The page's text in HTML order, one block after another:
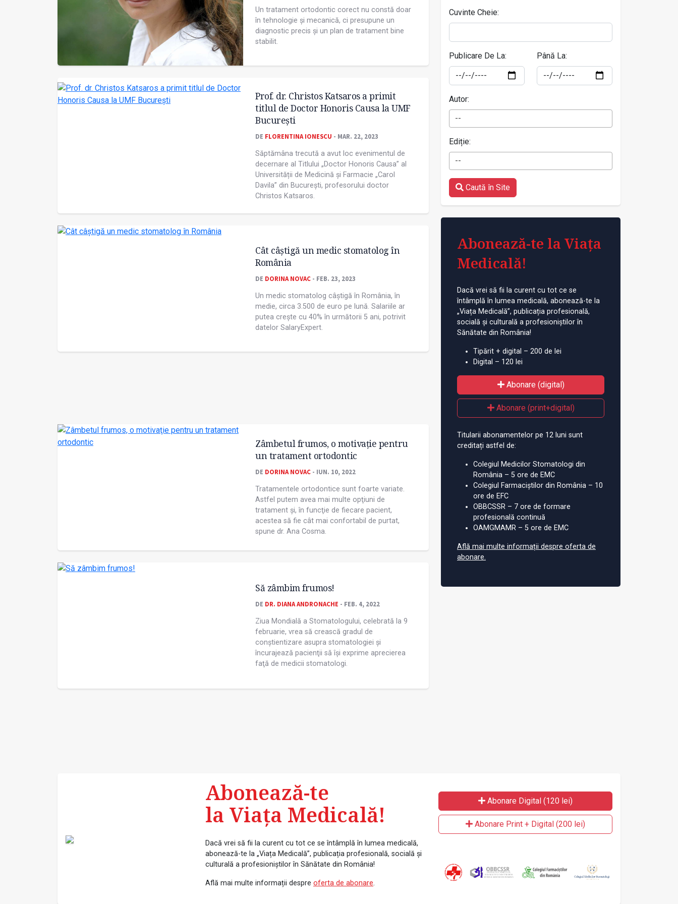
Un tratament ortodontic corect nu constă doar
în tehnologie și mecanică, ci presupune un
diagnostic precis și un plan de tratament bine
stabilit.
Prof. dr. Christos Katsaros a primit
titlul de Doctor Honoris Causa la UMF
București
DE FLORENTINA IONESCU - MAR. 22, 2023
Săptămâna trecută a avut loc evenimentul de
decernare al Titlului „Doctor Honoris Causa” al
Universității de Medicină și Farmacie „Carol
Davila” din București, profesorului doctor
Christos Katsaros.
Cât câștigă un medic stomatolog în
România
DE DORINA NOVAC - FEB. 23, 2023
Un medic stomatolog câștigă în România, în
medie, circa 3.500 de euro pe lună. Salariile ar
putea crește cu 40% în următorii 5 ani, potrivit
datelor SalaryExpert.
Zâmbetul frumos, o motivaţie pentru
un tratament ortodontic
DE DORINA NOVAC - IUN. 10, 2022
Tratamentele ortodontice sunt foarte variate.
Astfel putem avea mai multe opţiuni de
tratament și, în funcţie de fiecare pacient,
acestea să fie cât mai confortabil de purtat,
spune dr. Ana Cosma.
Să zâmbim frumos!
DE DR. DIANA ANDRONACHE - FEB. 4, 2022
Ziua Mondială a Stomatologului, celebrată la 9
februarie, vrea să crească gradul de
conștientizare asupra stomatologiei și
încurajează pacienţii să își exprime aprecierea
faţă de medicii stomatologi.
Cuvinte Cheie:
Publicare De La: Până La:
Autor:
--
Ediție:
--
Caută în Site
Abonează-te la Viața
Medicală!
Dacă vrei să fii la curent cu tot ce se
întâmplă în lumea medicală, abonează-te la
„Viața Medicală”, publicația profesională,
socială și culturală a profesioniștilor în
Sănătate din România!
Tipărit + digital – 200 de lei
Digital – 120 lei
Abonare (digital)
Abonare (print+digital)
Titularii abonamentelor pe 12 luni sunt
creditați astfel de:
Colegiul Medicilor Stomatologi din
România – 5 ore de EMC
Colegiul Farmaciștilor din România – 10
ore de EFC
OBBCSSR – 7 ore de formare
profesională continuă
OAMGMAMR – 5 ore de EMC
Află mai multe informații despre oferta de
abonare.
Abonează-te
la Viața Medicală!
Dacă vrei să fii la curent cu tot ce se întâmplă în lumea medicală,
abonează-te la „Viața Medicală”, publicația profesională, socială și
culturală a profesioniștilor în Sănătate din România!
Află mai multe informații despre oferta de abonare.
Abonare Digital (120 lei)
Abonare Print + Digital (200 lei)